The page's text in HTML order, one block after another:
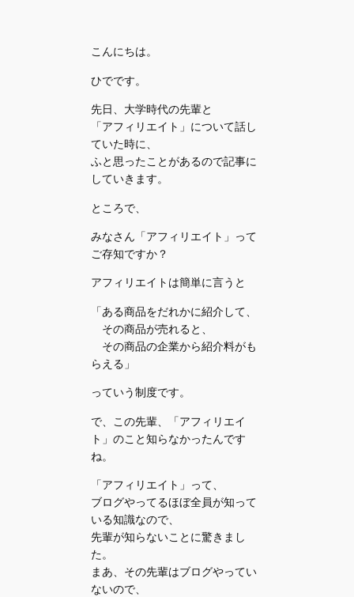
こんにちは。
ひでです。
先日、大学時代の先輩と
「アフィリエイト」について話し
ていた時に、
ふと思ったことがあるので記事に
していきます。
ところで、
みなさん「アフィリエイト」って
ご存知ですか？
アフィリエイトは簡単に言うと
「ある商品をだれかに紹介して、
その商品が売れると、
その商品の企業から紹介料がも
らえる」
っていう制度です。
で、この先輩、「アフィリエイ
ト」のこと知らなかったんです
ね。
「アフィリエイト」って、
ブログやってるほぼ全員が知って
いる知識なので、
先輩が知らないことに驚きまし
た。
まあ、その先輩はブログやってい
ないので、